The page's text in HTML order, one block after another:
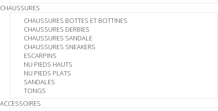
CHAUSSURES
CHAUSSURES BOTTES ET BOTTINES
CHAUSSURES DERBIES
CHAUSSURES SANDALE
CHAUSSURES SNEAKERS
ESCARPINS
NU PIEDS HAUTS
NU PIEDS PLATS
SANDALES
TONGS
ACCESSOIRES